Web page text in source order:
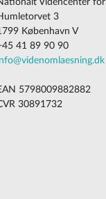
Videncenter
3
København V
41 89 90 90
5798009882882
30891732